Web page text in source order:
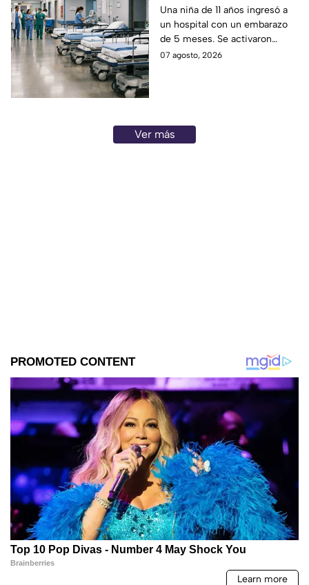
años embarazada; esto
ocurrió
Una niña de 11 años ingresó a
un hospital con un embarazo
de 5 meses. Se activaron
protocolos de salud y las
07 agosto, 2026
Ver más